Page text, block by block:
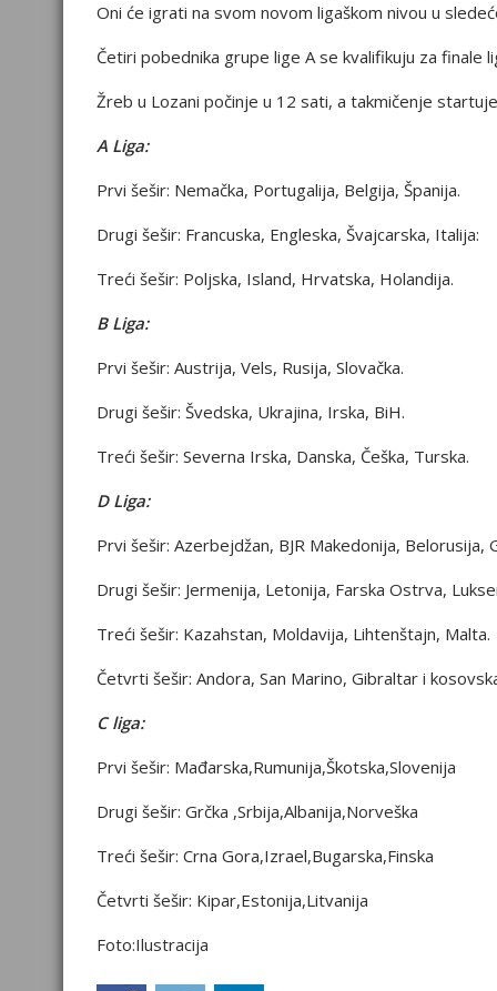
Oni će igrati na svom novom ligaškom nivou u
Četiri pobednika grupe lige A se kvalifikuju za finale
Žreb u Lozani počinje u 12 sati, a takmičenje
A Liga:
Prvi šešir: Nemačka, Portugalija, Belgija, Španija.
Drugi šešir: Francuska, Engleska, Švajcarska, Italija:
Treći šešir: Poljska, Island, Hrvatska, Holandija.
B Liga:
Prvi šešir: Austrija, Vels, Rusija, Slovačka.
Drugi šešir: Švedska, Ukrajina, Irska, BiH.
Treći šešir: Severna Irska, Danska, Češka, Turska.
D Liga:
Prvi šešir: Azerbejdžan, BJR Makedonija, Belorusija,
Drugi šešir: Jermenija, Letonija, Farska Ostrva,
Treći šešir: Kazahstan, Moldavija, Lihtenštajn, Malta.
Četvrti šešir: Andora, San Marino, Gibraltar i
C liga:
Prvi šešir: Mađarska,Rumunija,Škotska,Slovenija
Drugi šešir: Grčka ,Srbija,Albanija,Norveška
Treći šešir: Crna Gora,Izrael,Bugarska,Finska
Četvrti šešir: Kipar,Estonija,Litvanija
Foto:Ilustracija